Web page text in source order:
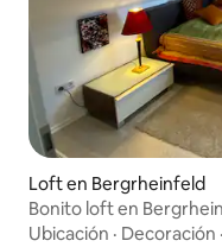
Loft en Bergrheinfeld
Bonito loft en
Ubicación · Decoración ·